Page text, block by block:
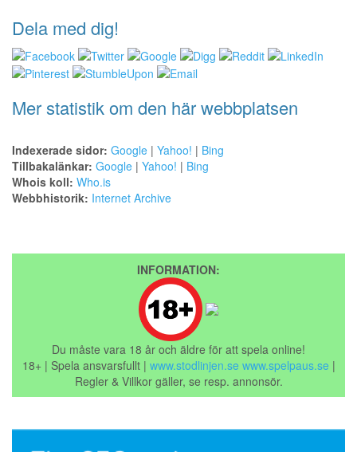
Dela med dig!
Mer statistik om den här webbplatsen
Indexerade sidor: Google | Yahoo! | Bing
Tillbakalänkar: Google | Yahoo! | Bing
Whois koll: Who.is
Webbhistorik: Internet Archive
INFORMATION:
Du måste vara 18 år och äldre för att spela online!
18+ | Spela ansvarsfullt | www.stodlinjen.se www.spelpaus.se |
Regler & Villkor gäller, se resp. annonsör.